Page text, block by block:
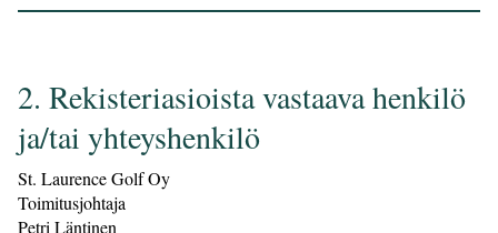
2. Rekisteriasioista vastaava henkilö
ja/tai yhteyshenkilö
St. Laurence Golf Oy
Toimitusjohtaja
Petri Läntinen